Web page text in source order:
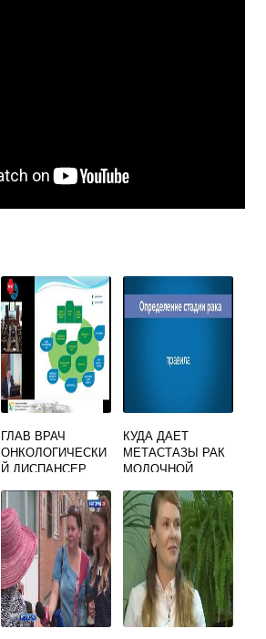
ГЛАВ ВРАЧ
ОНКОЛОГИЧЕСКИ
Й ДИСПАНСЕР
КУДА ДАЕТ
МЕТАСТАЗЫ РАК
МОЛОЧНОЙ